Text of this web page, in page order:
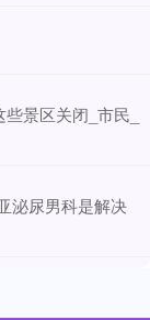
景区关闭_市民_
泌尿男科是解决